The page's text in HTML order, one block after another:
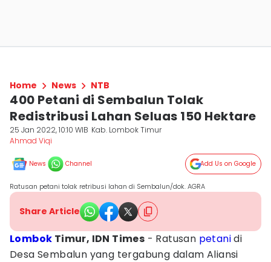
Home News NTB
400 Petani di Sembalun Tolak
Redistribusi Lahan Seluas 150 Hektare
25 Jan 2022, 10:10 WIB Kab. Lombok Timur
Ahmad Viqi
News Channel Add Us on Google
Ratusan petani tolak retribusi lahan di Sembalun/dok. AGRA
Share Article
Lombok Timur, IDN Times - Ratusan petanidi
Desa Sembalun yang tergabung dalam Aliansi